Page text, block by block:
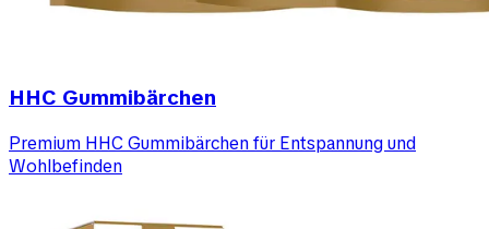
HHC Gummibärchen
Premium HHC Gummibärchen für Entspannung und
Wohlbefinden